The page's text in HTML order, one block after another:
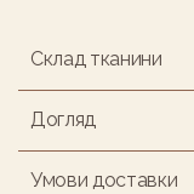
Склад тканини
Догляд
Умови доставки